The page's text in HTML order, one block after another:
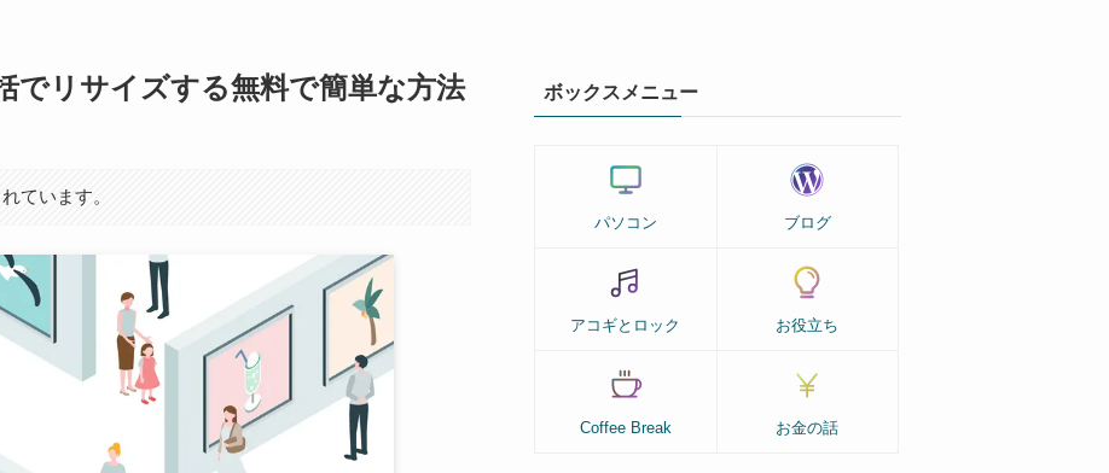
でリサイズする無料で簡単な方法
ています。
ボックスメニュー
パソコン ブログ
アコギとロック お役立ち
Coffee Break お金の話